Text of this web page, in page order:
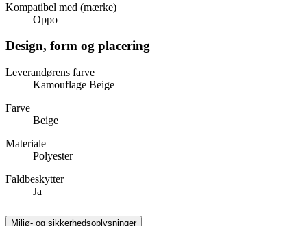
Kompatibel med (mærke)
Oppo
Design, form og placering
Leverandørens farve
Kamouflage Beige
Farve
Beige
Materiale
Polyester
Faldbeskytter
Ja
Miljø- og sikkerhedsoplysninger